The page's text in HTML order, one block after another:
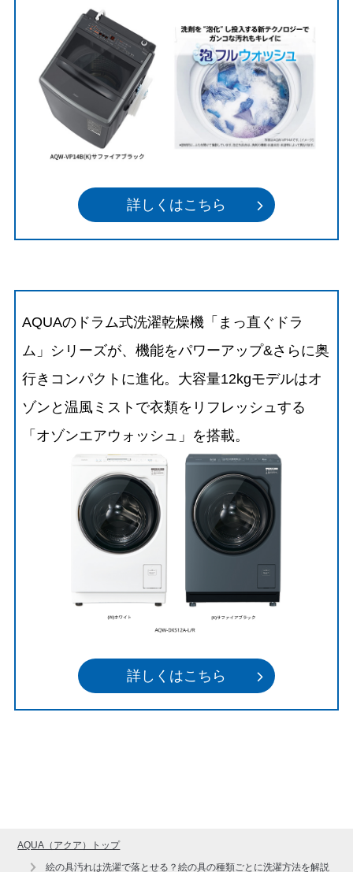
詳しくはこちら
AQUAのドラム式洗濯乾燥機「まっ直ぐドラ
ム」シリーズが、機能をパワーアップ&さらに奥
行きコンパクトに進化。大容量12kgモデルはオ
ゾンと温風ミストで衣類をリフレッシュする
「オゾンエアウォッシュ」を搭載。
詳しくはこちら
AQUA（アクア）トップ
絵の具汚れは洗濯で落とせる？絵の具の種類ごとに洗濯方法を解説